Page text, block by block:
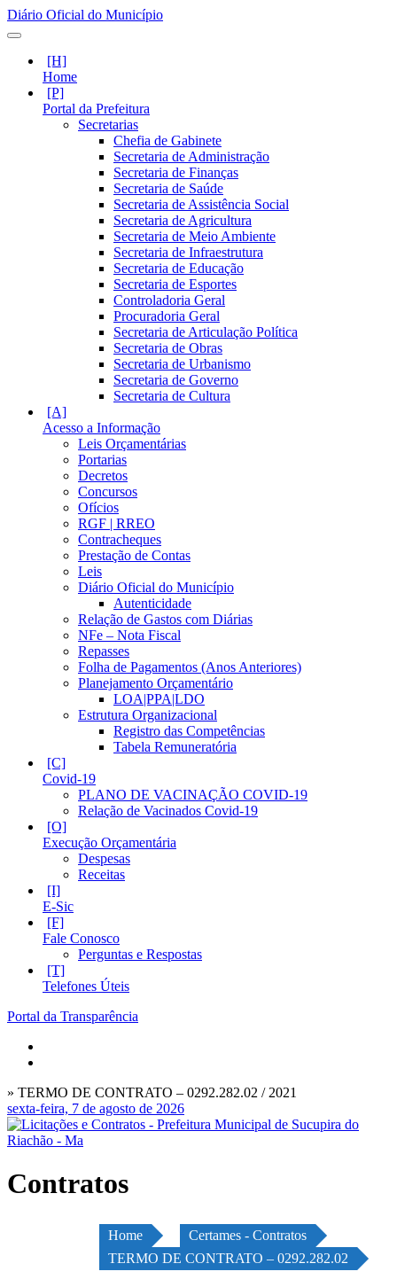
Diário Oficial do Município
Home
Portal da Prefeitura
Secretarias
Chefia de Gabinete
Secretaria de Administração
Secretaria de Finanças
Secretaria de Saúde
Secretaria de Assistência Social
Secretaria de Agricultura
Secretaria de Meio Ambiente
Secretaria de Infraestrutura
Secretaria de Educação
Secretaria de Esportes
Controladoria Geral
Procuradoria Geral
Secretaria de Articulação Política
Secretaria de Obras
Secretaria de Urbanismo
Secretaria de Governo
Secretaria de Cultura
Acesso a Informação
Leis Orçamentárias
Portarias
Decretos
Concursos
Ofícios
RGF | RREO
Contracheques
Prestação de Contas
Leis
Diário Oficial do Município
Autenticidade
Relação de Gastos com Diárias
NFe – Nota Fiscal
Repasses
Folha de Pagamentos (Anos Anteriores)
Planejamento Orçamentário
LOA|PPA|LDO
Estrutura Organizacional
Registro das Competências
Tabela Remuneratória
Covid-19
PLANO DE VACINAÇÃO COVID-19
Relação de Vacinados Covid-19
Execução Orçamentária
Despesas
Receitas
E-Sic
Fale Conosco
Perguntas e Respostas
Telefones Úteis
Portal da Transparência
» TERMO DE CONTRATO – 0292.282.02 / 2021
sexta-feira, 7 de agosto de 2026
Contratos
Home
Certames - Contratos
TERMO DE CONTRATO – 0292.282.02